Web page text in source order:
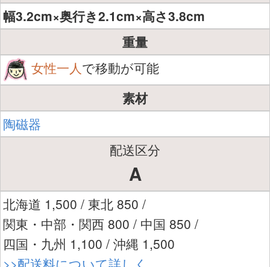
幅3.2cm×奥行き2.1cm×高さ3.8cm
重量
女性一人で移動が可能
素材
陶磁器
配送区分
A
北海道 1,500 / 東北 850 /
関東・中部・関西 800 / 中国 850 /
四国・九州 1,100 / 沖縄 1,500